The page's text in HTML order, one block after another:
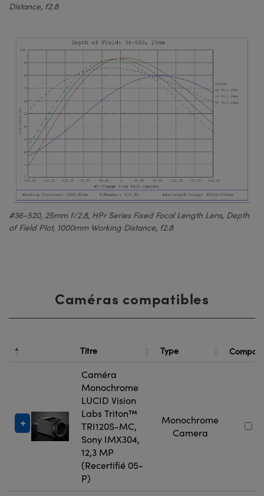
Distance, f2.8
#36-520, 25mm f/2.8, HPr Series Fixed Focal Length Lens, Depth
of Field Plot, 1000mm Working Distance, f2.8
Caméras compatibles
Titre Type
Caméra
Monochrome
LUCID Vision
Labs Triton™
TRI120S-MC,
Sony IMX304,
12,3 MP
(Recertifié 05-
P)
Monochrome
Camera